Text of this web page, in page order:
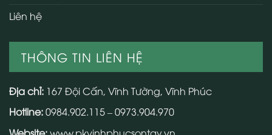
Liên hệ
THÔNG TIN LIÊN HỆ
Địa chỉ: 167 Đội Cấn, Vĩnh Tường, Vĩnh Phúc
Hotline:0984.902.115 – 0973.904.970